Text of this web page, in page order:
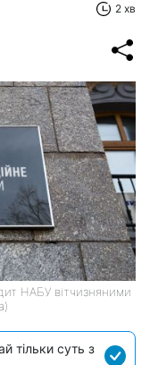
2 хв
НАБУ вітчизняними
тільки суть з